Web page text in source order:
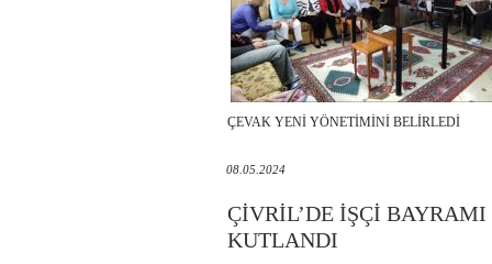
ÇEVAK YENİ YÖNETİMİNİ BELİRLEDİ
08.05.2024
ÇİVRİL’DE İŞÇİ BAYRAMI
KUTLANDI